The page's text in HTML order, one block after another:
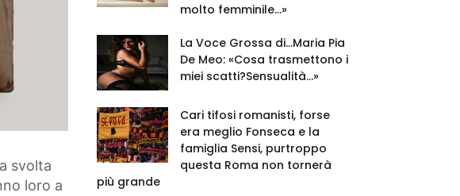
svolta
loro a
molto femminile…»
La Voce Grossa di…Maria Pia
De Meo: «Cosa trasmettono i
miei scatti?Sensualità…»
Cari tifosi romanisti, forse
era meglio Fonseca e la
famiglia Sensi, purtroppo
questa Roma non tornerà
più grande